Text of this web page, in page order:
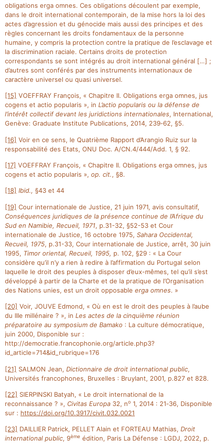
obligations erga omnes. Ces obligations découlent par exemple,
dans le droit international contemporain, de la mise hors la loi des
actes d’agression et du génocide mais aussi des principes et des
règles concernant les droits fondamentaux de la personne
humaine, y compris la protection contre la pratique de l’esclavage et
la discrimination raciale. Certains droits de protection
correspondants se sont intégrés au droit international général […] ;
d’autres sont conférés par des instruments internationaux de
caractère universel ou quasi universel.
[15] VOEFFRAY François, « Chapitre II. Obligations erga omnes, jus
cogens et actio popularis », in L’actio popularis ou la défense de
l’intérêt collectif devant les juridictions internationales, International,
Genève: Graduate Institute Publications, 2014, 239‑62, §5.
[16] Voir en ce sens, le Quatrième Rapport d’Arangio Ruiz sur la
responsabilité des Etats, ONU Doc. A/CN.4/444/Add. 1, § 92.
[17] VOEFFRAY François, « Chapitre II. Obligations erga omnes, jus
cogens et actio popularis », op. cit., §8.
[18] Ibid., §43 et 44
[19] Cour internationale de Justice, 21 juin 1971, avis consultatif,
Conséquences juridiques de la présence continue de l’Afrique du
Sud en Namibie, Recueil, 1971, p.31-32, §52-53 et Cour
internationale de Justice, 16 octobre 1975, Sahara Occidental,
Recueil, 1975, p.31-33, Cour internationale de Justice, arrêt, 30 juin
1995, Timor oriental, Recueil, 1995, p. 102, §29 : « La Cour
considère qu’il n’y a rien à redire à l’affirmation du Portugal selon
laquelle le droit des peuples à disposer d’eux-mêmes, tel qu’il s’est
développé à partir de la Charte et de la pratique de l’Organisation
des Nations unies, est un droit opposable erga omnes. »
[20] Voir, JOUVE Edmond, « Où en est le droit des peuples à l’aube
du IIIe millénaire ? », in Les actes de la cinquième réunion
préparatoire au symposium de Bamako : La culture démocratique,
juin 2000, Disponible sur :
http://democratie.francophonie.org/article.php3?
id_article=714&id_rubrique=176
[21] SALMON Jean, Dictionnaire de droit international public,
Universités francophones, Bruxelles : Bruylant, 2001, p.827 et 828.
[22] SIERPINSKI Batyah, « Le droit international de la
reconnaissance ? », Civitas Europa 32, no 1, 2014 : 21‑36, Disponible
sur : https://doi.org/10.3917/civit.032.0021
[23] DAILLIER Patrick, PELLET Alain et FORTEAU Mathias, Droit
international public, 9ème édition, Paris La Défense : LGDJ, 2022, p.